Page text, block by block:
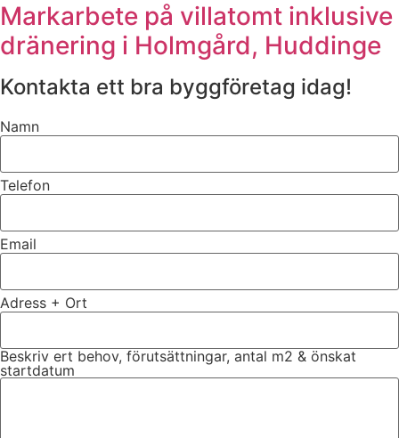
Markarbete på villatomt inklusive
dränering i Holmgård, Huddinge
Kontakta ett bra byggföretag idag!
Namn
Telefon
Email
Adress + Ort
Beskriv ert behov, förutsättningar, antal m2 & önskat
startdatum